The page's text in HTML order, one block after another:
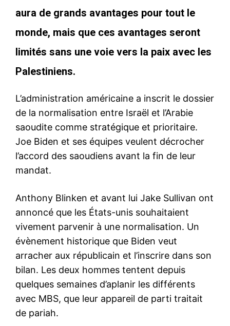
aura de grands avantages pour tout le
monde, mais que ces avantages seront
limités sans une voie vers la paix avec les
Palestiniens.
L’administration américaine a inscrit le dossier
de la normalisation entre Israël et l’Arabie
saoudite comme stratégique et prioritaire.
Joe Biden et ses équipes veulent décrocher
l’accord des saoudiens avant la fin de leur
mandat.
Anthony Blinken et avant lui Jake Sullivan ont
annoncé que les États-unis souhaitaient
vivement parvenir à une normalisation. Un
évènement historique que Biden veut
arracher aux républicain et l’inscrire dans son
bilan. Les deux hommes tentent depuis
quelques semaines d’aplanir les différents
avec MBS, que leur appareil de parti traitait
de pariah.